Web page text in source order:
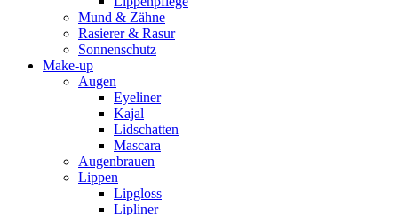
Mund & Zähne
Rasierer & Rasur
Sonnenschutz
Make-up
Augen
Eyeliner
Kajal
Lidschatten
Mascara
Augenbrauen
Lippen
Lipgloss
Lipliner